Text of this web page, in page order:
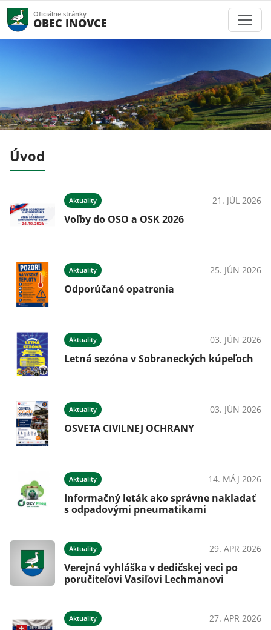
Oficiálne stránky
OBEC INOVCE
Úvod
Aktuality 21. JÚL 2026
Voľby do OSO a OSK 2026
Aktuality 25. JÚN 2026
Odporúčané opatrenia
Aktuality 03. JÚN 2026
Letná sezóna v Sobraneckých kúpeľoch
Aktuality 03. JÚN 2026
OSVETA CIVILNEJ OCHRANY
Aktuality 14. MÁJ 2026
Informačný leták ako správne nakladať
s odpadovými pneumatikami
Aktuality 29. APR 2026
Verejná vyhláška v dedičskej veci po
poručiteľovi Vasiľovi Lechmanovi
Aktuality 27. APR 2026